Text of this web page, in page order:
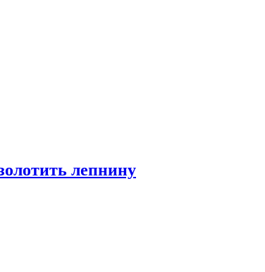
лепнину